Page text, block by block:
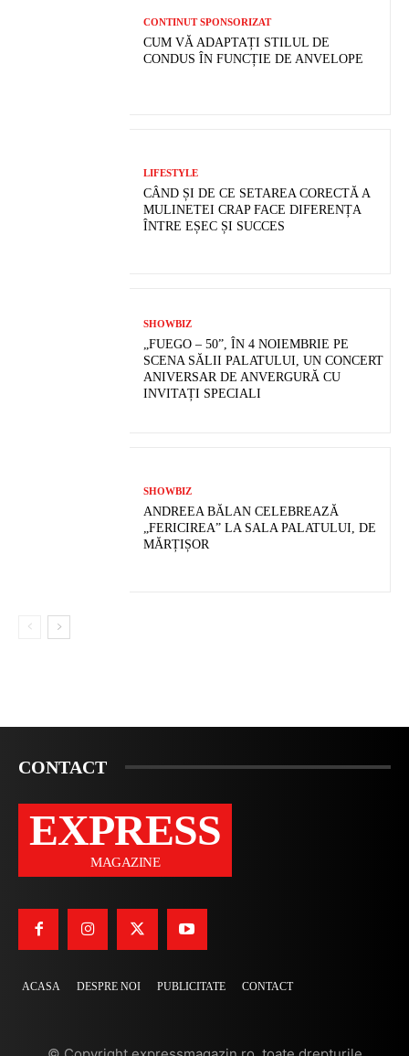
CONTINUT SPONSORIZAT
CUM VĂ ADAPTAȚI STILUL DE
CONDUS ÎN FUNCȚIE DE ANVELOPE
LIFESTYLE
CÂND ȘI DE CE SETAREA CORECTĂ A
MULINETEI CRAP FACE DIFERENȚA
ÎNTRE EȘEC ȘI SUCCES
SHOWBIZ
„FUEGO – 50”, ÎN 4 NOIEMBRIE PE
SCENA SĂLII PALATULUI, UN CONCERT
ANIVERSAR DE ANVERGURĂ CU
INVITAȚI SPECIALI
SHOWBIZ
ANDREEA BĂLAN CELEBREAZĂ
„FERICIREA” LA SALA PALATULUI, DE
MĂRȚIȘOR
CONTACT
EXPRESS
MAGAZINE
ACASA DESPRE NOI PUBLICITATE CONTACT